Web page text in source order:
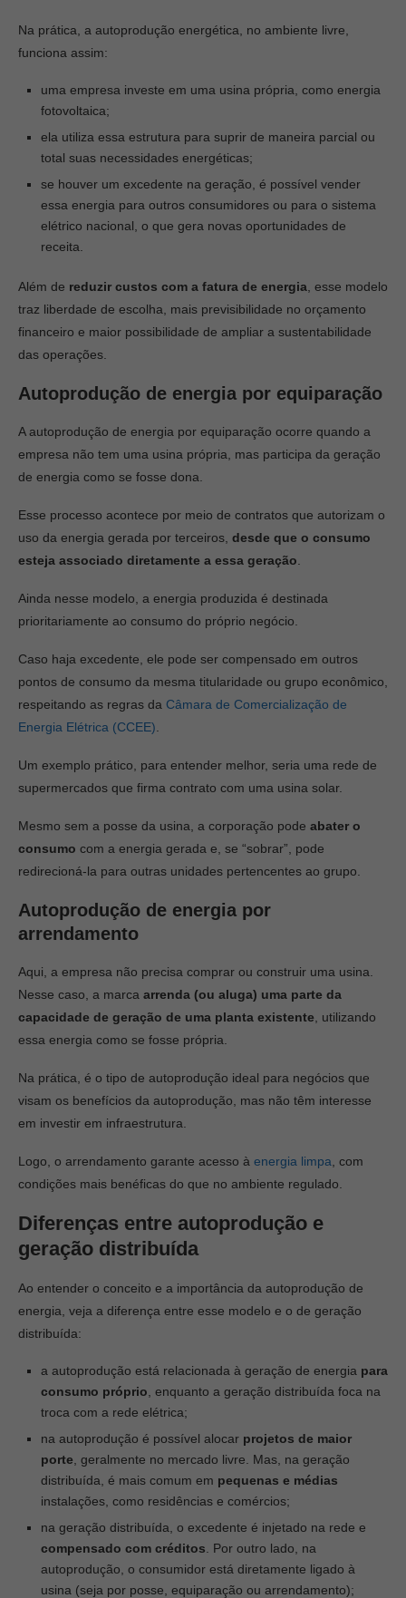
Na prática, a autoprodução energética, no ambiente livre,
funciona assim:
uma empresa investe em uma usina própria, como energia
fotovoltaica;
ela utiliza essa estrutura para suprir de maneira parcial ou
total suas necessidades energéticas;
se houver um excedente na geração, é possível vender
essa energia para outros consumidores ou para o sistema
elétrico nacional, o que gera novas oportunidades de
receita.
Além de reduzir custos com a fatura de energia , esse modelo
traz liberdade de escolha, mais previsibilidade no orçamento
financeiro e maior possibilidade de ampliar a sustentabilidade
das operações.
Autoprodução de energia por equiparação
A autoprodução de energia por equiparação ocorre quando a
empresa não tem uma usina própria, mas participa da geração
de energia como se fosse dona.
Esse processo acontece por meio de contratos que autorizam o
uso da energia gerada por terceiros, desde que o consumo
esteja associado diretamente a essa geração
Ainda nesse modelo, a energia produzida é destinada
prioritariamente ao consumo do próprio negócio.
Caso haja excedente, ele pode ser compensado em outros
pontos de consumo da mesma titularidade ou grupo econômico,
respeitando as regras da Câmara de Comercialização de
Energia Elétrica (CCEE)
Um exemplo prático, para entender melhor, seria uma rede de
supermercados que firma contrato com uma usina solar.
Mesmo sem a posse da usina, a corporação pode abater o
consumo com a energia gerada e, se “sobrar”, pode
redirecioná-la para outras unidades pertencentes ao grupo.
Autoprodução de energia por
arrendamento
Aqui, a empresa não precisa comprar ou construir uma usina.
Nesse caso, a marca arrenda (ou aluga) uma parte da
capacidade de geração de uma planta existente , utilizando
essa energia como se fosse própria.
Na prática, é o tipo de autoprodução ideal para negócios que
visam os benefícios da autoprodução, mas não têm interesse
em investir em infraestrutura.
Logo, o arrendamento garante acesso à energia limpa , com
condições mais benéficas do que no ambiente regulado.
Diferenças entre autoprodução e
geração distribuída
Ao entender o conceito e a importância da autoprodução de
energia, veja a diferença entre esse modelo e o de geração
distribuída:
a autoprodução está relacionada à geração de energia para
consumo próprio , enquanto a geração distribuída foca na
troca com a rede elétrica;
na autoprodução é possível alocar projetos de maior
porte , geralmente no mercado livre. Mas, na geração
distribuída, é mais comum em pequenas e médias
instalações, como residências e comércios;
na geração distribuída, o excedente é injetado na rede e
compensado com créditos . Por outro lado, na
autoprodução, o consumidor está diretamente ligado à
usina (seja por posse, equiparação ou arrendamento);